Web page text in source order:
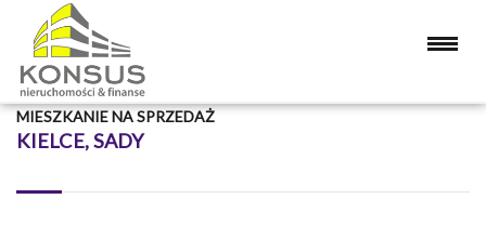
KIELCE, SADY
MIESZKANIE NA SPRZEDAŻ